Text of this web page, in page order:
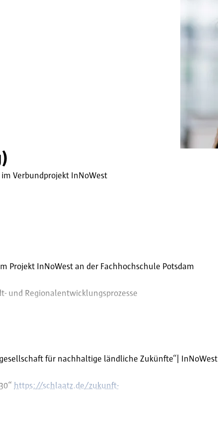
Verbundprojekt InNoWest
Projekt InNoWest an der Fachhochschule Potsdam
und Regionalentwicklungsprozesse
von Urbanismus, Partizipation und Kommunikation
Prozesse im Stadtentwicklungsprozess
Entwicklungsprozesse im Projekt „WerkStadt
Förderung des sozialen, kulturellen und
für nachhaltige ländliche Zukünfte“| InNoWest
https://schlaatz.de/zukunft-
Lottenhof in Potsdam